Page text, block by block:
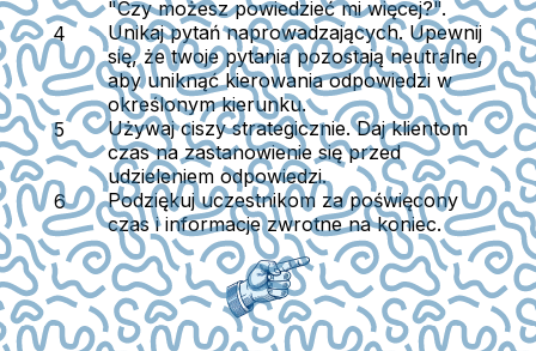
"Czy możesz powiedzieć mi więcej?".
Unikaj pytań naprowadzających.Upewnij
się, że twoje pytania pozostają neutralne,
aby uniknąć kierowania odpowiedzi w
określonym kierunku.
Używaj ciszy strategicznie.Daj klientom
czas na zastanowienie się przed
udzieleniem odpowiedzi.
Podziękuj uczestnikom za poświęcony
czas i informacje zwrotnena koniec.